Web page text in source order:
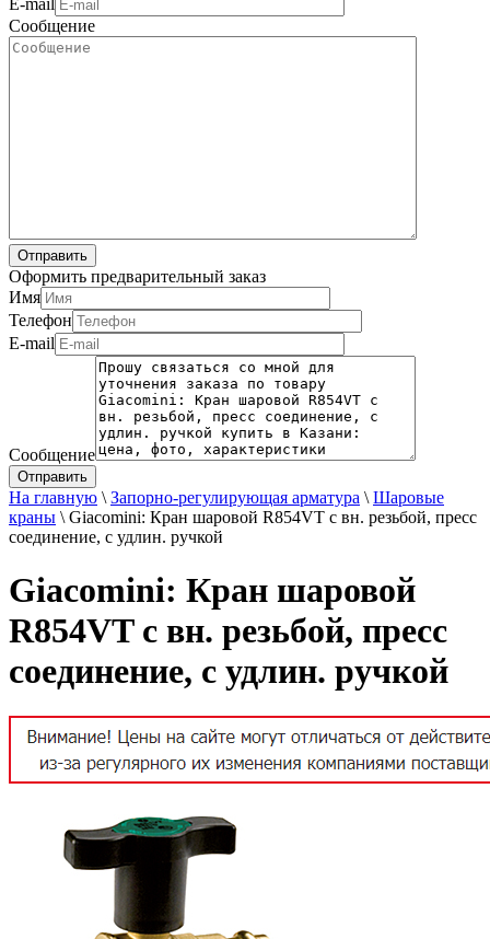
E-mail
Сообщение
Оформить предварительный заказ
Имя
Телефон
E-mail
Сообщение
На главную \ Запорно-регулирующая арматура \ Шаровые
краны \ Giacomini: Кран шаровой R854VT с вн. резьбой, пресс
соединение, с удлин. ручкой
Giacomini: Кран шаровой
R854VT с вн. резьбой, пресс
соединение, с удлин. ручкой